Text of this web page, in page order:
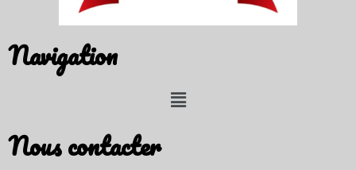
Navigation
Nous contacter